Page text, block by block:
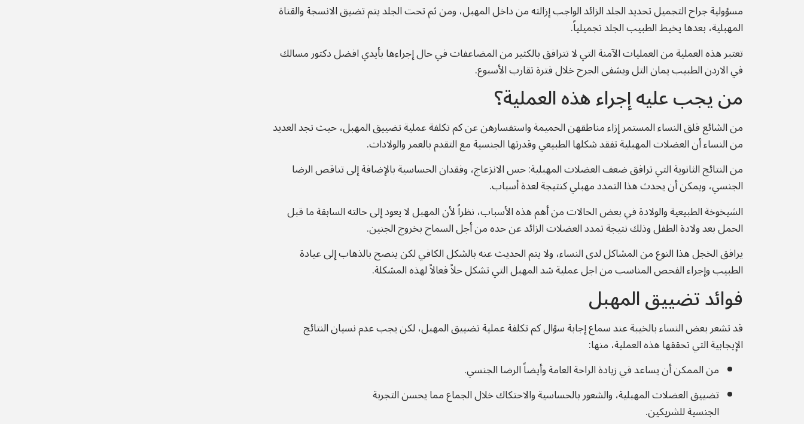
مسؤولية جراح التجميل تحديد الجلد الزائد الواجب إزالته من داخل المهبل، ومن ثم تحت الجلد يتم تضيق الانسجة والقناة
المهبلية، بعدها يخيط الطبيب الجلد تجميلياً.
تعتبر هذه العملية من العمليات الآمنة التي لا تترافق بالكثير من المضاعفات في حال إجراءها بأيدي افضل دكتور مسالك
في الاردن الطبيب يمان التل ويشفى الجرح خلال فترة تقارب الأسبوع.
من يجب عليه إجراء هذه العملية؟
من الشائع قلق النساء المستمر إزاء مناطقهن الحميمة واستفسارهن عن كم تكلفة عملية تضييق المهبل، حيث تجد العديد
من النساء أن العضلات المهبلية تفقد شكلها الطبيعي وقدرتها الجنسية مع التقدم بالعمر والولادات.
من النتائج الثانوية التي ترافق ضعف العضلات المهبلية: حس الانزعاج، وفقدان الحساسية بالإضافة إلى تناقص الرضا
الجنسي، ويمكن أن يحدث هذا التمدد مهبلي كنتيجة لعدة أسباب.
الشيخوخة الطبيعية والولادة في بعض الحالات من أهم هذه الأسباب، نظراً لأن المهبل لا يعود إلى حالته السابقة ما قبل
الحمل بعد ولادة الطفل وذلك نتيجة تمدد العضلات الزائد عن حده من أجل السماح بخروج الجنين.
يرافق الخجل هذا النوع من المشاكل لدى النساء، ولا يتم الحديث عنه بالشكل الكافي لكن ينصح بالذهاب إلى عيادة
الطبيب وإجراء الفحص المناسب من اجل عملية شد المهبل التي تشكل حلاً فعالاً لهذه المشكلة.
فوائد تضييق المهبل
قد تشعر بعض النساء بالخيبة عند سماع إجابة سؤال كم تكلفة عملية تضييق المهبل، لكن يجب عدم نسيان النتائج
الإيجابية التي تحققها هذه العملية، منها:
من الممكن أن يساعد في زيادة الراحة العامة وأيضاً الرضا الجنسي.
تضييق العضلات المهبلية، والشعور بالحساسية والاحتكاك خلال الجماع مما يحسن التجربة
الجنسية للشريكين.